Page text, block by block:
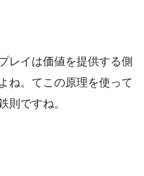
レイは価値を提供する側
ね。てこの原理を使って
則ですね。